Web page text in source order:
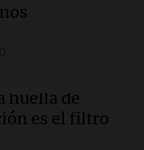
en su
de defensa
armas
huella de
es el filtro